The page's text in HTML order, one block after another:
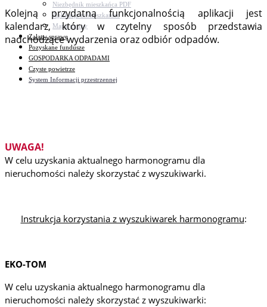
Niezbędnik mieszkańca PDF
Aplikacja mMieszkaniec
Mapa gminy
Załatw sprawę
Pozyskane fundusze
GOSPODARKA ODPADAMI
Czyste powietrze
System Informacji przestrzennej
Kolejną przydatną funkcjonalnością aplikacji jest
kalendarz, który w czytelny sposób przedstawia
nadchodzące wydarzenia oraz odbiór odpadów.
UWAGA!
W celu uzyskania aktualnego harmonogramu dla
nieruchomości należy skorzystać z wyszukiwarki.
Instrukcja korzystania z wyszukiwarek harmonogramu:
EKO-TOM
W celu uzyskania aktualnego harmonogramu dla
nieruchomości należy skorzystać z wyszukiwarki: